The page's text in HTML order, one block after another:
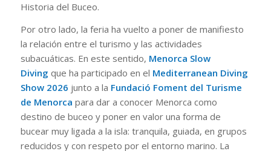
Historia del Buceo.
Por otro lado, la feria ha vuelto a poner de manifiesto
la relación entre el turismo y las actividades
subacuáticas. En este sentido, Menorca Slow
Diving que ha participado en el Mediterranean Diving
Show 2026 junto a la Fundació Foment del Turisme
de Menorca para dar a conocer Menorca como
destino de buceo y poner en valor una forma de
bucear muy ligada a la isla: tranquila, guiada, en grupos
reducidos y con respeto por el entorno marino. La